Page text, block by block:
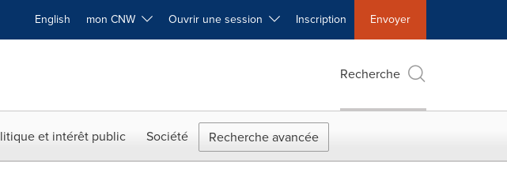
English mon CNW Ouvrir une session Inscription Envoyer
Recherche
et intérêt public Société Recherche avancée